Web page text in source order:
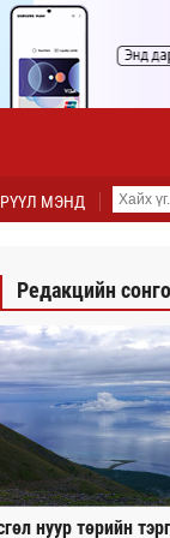
МЭНД
Редакцийн
нуур төрийн